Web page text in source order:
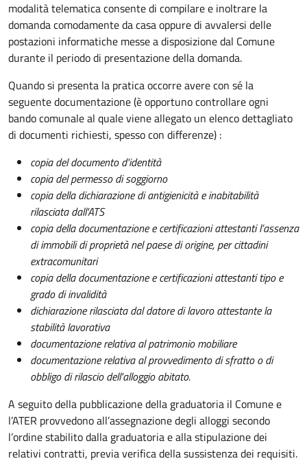
modalità telematica consente di compilare e inoltrare la
domanda comodamente da casa oppure di avvalersi delle
postazioni informatiche messe a disposizione dal Comune
durante il periodo di presentazione della domanda.
Quando si presenta la pratica occorre avere con sé la
seguente documentazione (è opportuno controllare ogni
bando comunale al quale viene allegato un elenco dettagliato
di documenti richiesti, spesso con differenze) :
copia del documento d'identità
copia del permesso di soggiorno
copia della dichiarazione di antigienicità e inabitabilità
rilasciata dall'ATS
copia della documentazione e certificazioni attestanti l’assenza
di immobili di proprietà nel paese di origine, per cittadini
extracomunitari
copia della documentazione e certificazioni attestanti tipo e
grado di invalidità
dichiarazione rilasciata dal datore di lavoro attestante la
stabilità lavorativa
documentazione relativa al patrimonio mobiliare
documentazione relativa al provvedimento di sfratto o di
obbligo di rilascio dell'alloggio abitato.
A seguito della pubblicazione della graduatoria il Comune e
l’ATER provvedono all’assegnazione degli alloggi secondo
l’ordine stabilito dalla graduatoria e alla stipulazione dei
relativi contratti, previa verifica della sussistenza dei requisiti.